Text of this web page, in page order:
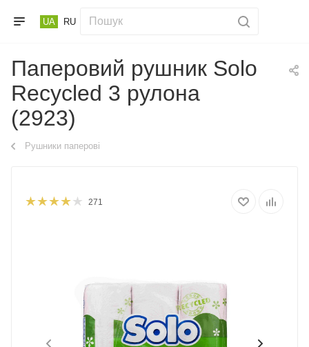
UA RU
Паперовий рушник Solo
Recycled 3 рулона
(2923)
Рушники паперові
271